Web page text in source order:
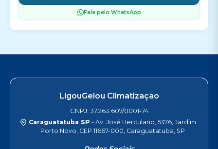
Fale pelo WhatsApp
LigouGelou Climatização
CNPJ: 37.263.607/0001-74
Caraguatatuba SP - Av. José Herculano, 5376, Jardim
Porto Novo, CEP 11667-000, Caraguatatuba, SP